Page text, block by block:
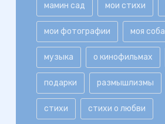
мамин сад мои стихи
мои фотографии моя
музыка о кинофильмах
подарки размышлизмы
стихи стихи о любви